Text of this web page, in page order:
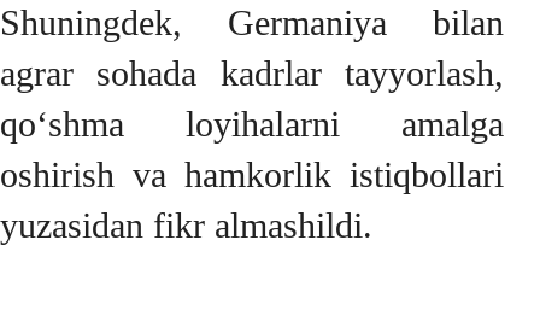
Shuningdek, Germaniya bilan
agrar sohada kadrlar tayyorlash,
qo‘shma loyihalarni amalga
oshirish va hamkorlik istiqbollari
yuzasidan fikr almashildi.